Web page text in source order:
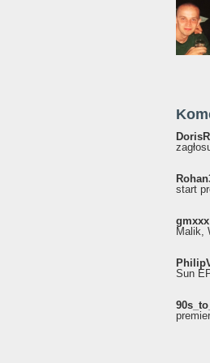
start
gmxxx
Malik,
Sun